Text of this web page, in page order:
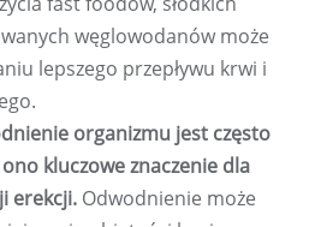
węglowodanów może
lepszego przepływu krwi i
organizmu jest często
kluczowe znaczenie dla
erekcji. Odwodnienie może